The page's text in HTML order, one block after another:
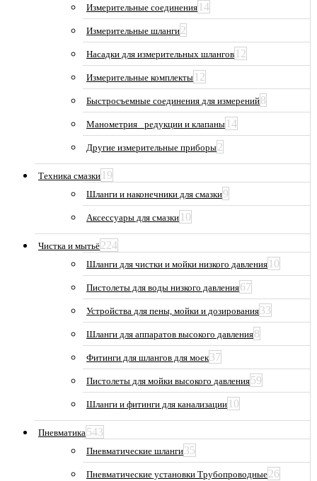
Измерительные соединения 14
Измерительные шланги2
Насадки для измерительных шлангов 12
Измерительные комплекты 12
Быстросъемные соединения для измерений8
Манометрия_ редукции и клапаны 14
Другие измерительные приборы2
Техника смазки 19
Шланги и наконечники для смазки9
Аксессуары для смазки 10
Чистка и мытьё224
Шланги для чистки и мойки низкого давления 10
Пистолеты для воды низкого давления67
Устройства для пены, мойки и дозирования33
Шланги для аппаратов высокого давления8
Фитинги для шлангов для моек37
Пистолеты для мойки высокого давления59
Шланги и фитинги для канализации 10
Пневматика543
Пневматические шланги35
Пневматические установки Трубопроводные26